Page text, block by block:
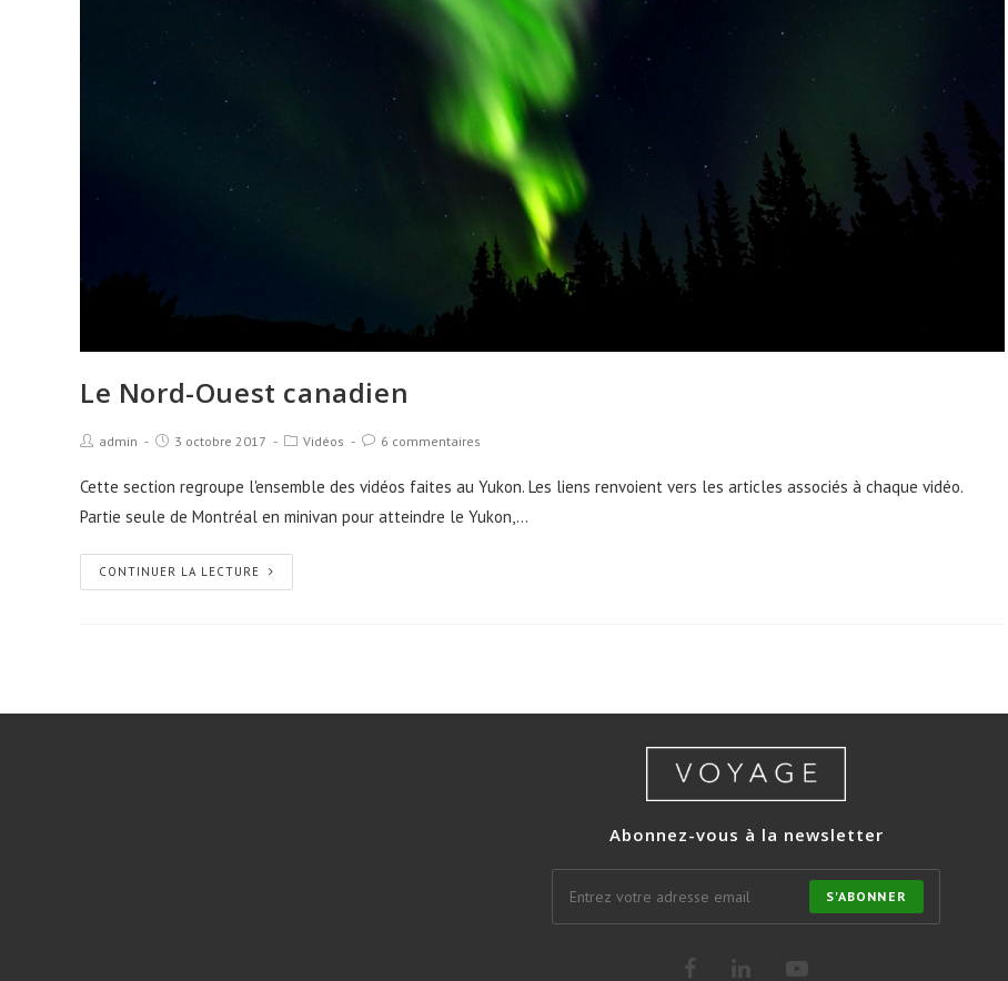
Le Nord-Ouest canadien
admin 3 octobre 2017 Vidéos 6 commentaires
Cette section regroupe l'ensemble des vidéos faites au Yukon. Les liens renvoient vers les articles associés à chaque vidéo.
Partie seule de Montréal en minivan pour atteindre le Yukon,…
CONTINUER LA LECTURE
Abonnez-vous à la newsletter
S'ABONNER